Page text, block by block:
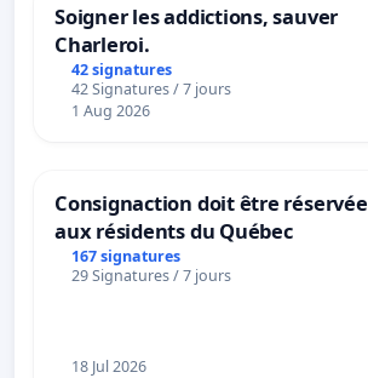
Soigner les addictions, sauver
Charleroi.
42 signatures
42 Signatures / 7 jours
1 Aug 2026
Consignaction doit être réservée
aux résidents du Québec
167 signatures
29 Signatures / 7 jours
18 Jul 2026